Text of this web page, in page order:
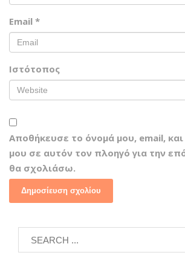
Email *
Ιστότοπος
Αποθήκευσε το όνομά μου, email,
μου σε αυτόν τον πλοηγό για την
θα σχολιάσω.